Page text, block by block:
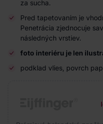
za sucha.
Pred tapetovaním je
Penetrácia zjednocuje
následných vrstiev.
foto interiéru je len
podklad vlies, povrch